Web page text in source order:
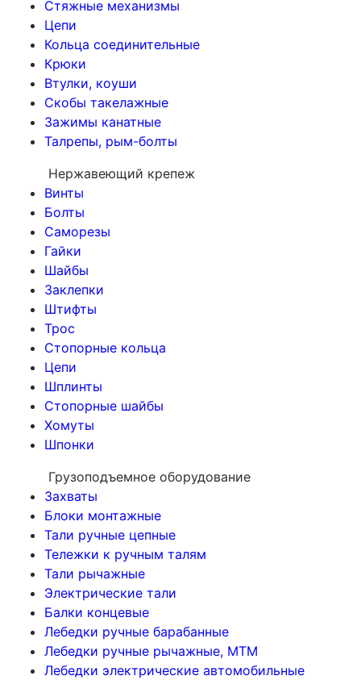
Стяжные механизмы
Цепи
Кольца соединительные
Крюки
Втулки, коуши
Скобы такелажные
Зажимы канатные
Талрепы, рым-болты
Нержавеющий крепеж
Винты
Болты
Саморезы
Гайки
Шайбы
Заклепки
Штифты
Трос
Стопорные кольца
Цепи
Шплинты
Стопорные шайбы
Хомуты
Шпонки
Грузоподъемное оборудование
Захваты
Блоки монтажные
Тали ручные цепные
Тележки к ручным талям
Тали рычажные
Электрические тали
Балки концевые
Лебедки ручные барабанные
Лебедки ручные рычажные, МТМ
Лебедки электрические автомобильные